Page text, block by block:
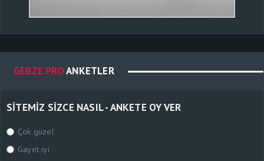
GEBZE PROANKETLER
SITEMIZ SIZCE NASIL - ANKETE OY VER
Çok güzel
Gayet iyi